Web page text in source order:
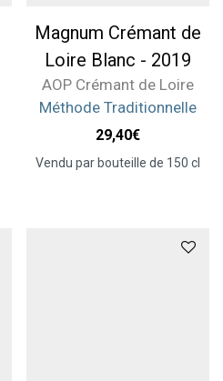
Magnum Crémant de
Loire Blanc - 2019
AOP Crémant de Loire
Méthode Traditionnelle
29,40€
Vendu par bouteille de 150 cl